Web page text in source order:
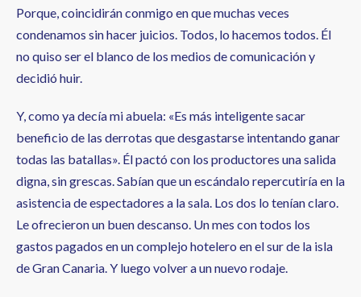
Porque, coincidirán conmigo en que muchas veces
condenamos sin hacer juicios. Todos, lo hacemos todos. Él
no quiso ser el blanco de los medios de comunicación y
decidió huir.
Y, como ya decía mi abuela: «Es más inteligente sacar
beneficio de las derrotas que desgastarse intentando ganar
todas las batallas». Él pactó con los productores una salida
digna, sin grescas. Sabían que un escándalo repercutiría en la
asistencia de espectadores a la sala. Los dos lo tenían claro.
Le ofrecieron un buen descanso. Un mes con todos los
gastos pagados en un complejo hotelero en el sur de la isla
de Gran Canaria. Y luego volver a un nuevo rodaje.